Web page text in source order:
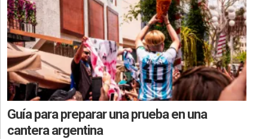
Guía para preparar una prueba en una
cantera argentina